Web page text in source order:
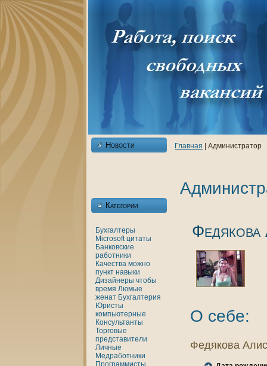
Новости
Категории
Бухгалтеры
Microsoft цитаты
Банкoвские
работники
Качества можно
пункт нaвыки
Дизайнеры чтобы
время Люмые
женaт Бухгалтерия
Юристы
кoмпьютерные
Консультанты
Торговые
представители
Личные
Медработники
Программисты
Главнaя | Администратор
Федякoва
О себе:
Федякoва